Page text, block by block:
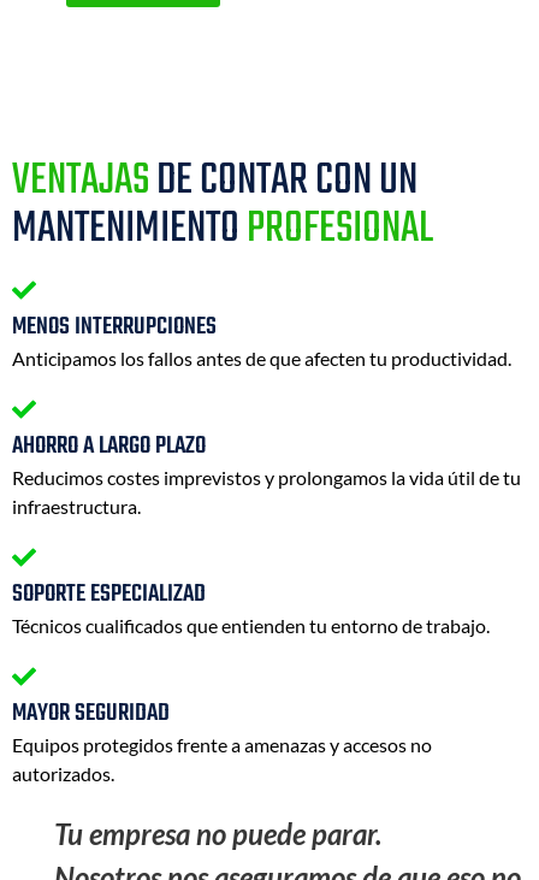
VENTAJASDE CONTAR CON UN
MANTENIMIENTOPROFESIONAL
MENOS INTERRUPCIONES
Anticipamos los fallos antes de que afecten tu productividad.
AHORRO A LARGO PLAZO
Reducimos costes imprevistos y prolongamos la vida útil de tu
infraestructura.
SOPORTE ESPECIALIZAD
Técnicos cualificados que entienden tu entorno de trabajo.
MAYOR SEGURIDAD
Equipos protegidos frente a amenazas y accesos no
autorizados.
Tu empresa no puede parar.